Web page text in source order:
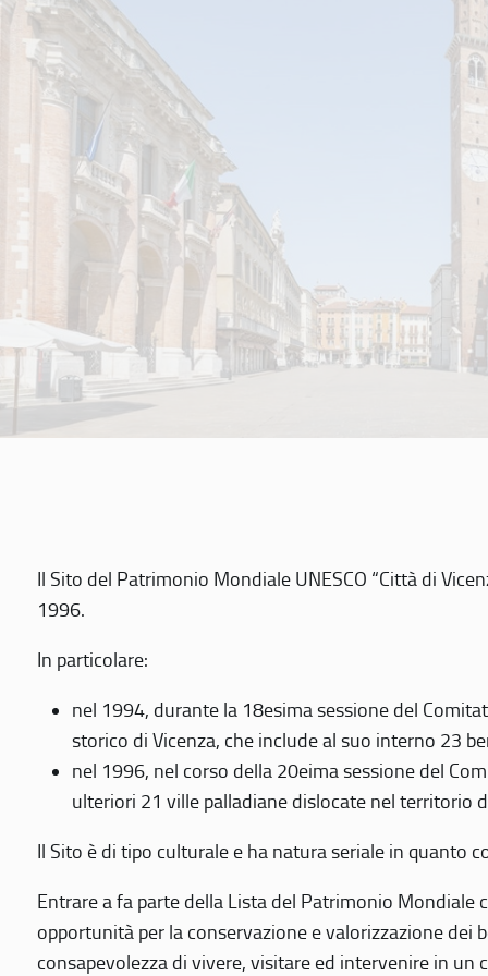
Il Sito del Patrimonio Mondiale UNESCO “Città di
1996.
In particolare:
nel 1994, durante la 18esima sessione del
storico di Vicenza, che include al suo interno 23
nel 1996, nel corso della 20eima sessione del
ulteriori 21 ville palladiane dislocate nel territorio
Il Sito è di tipo culturale e ha natura seriale in quanto
Entrare a fa parte della Lista del Patrimonio
opportunità per la conservazione e valorizzazione dei
consapevolezza di vivere, visitare ed intervenire in